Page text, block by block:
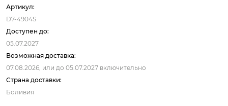
Артикул:
D7-4904S
Доступен до:
05.07.2027
Возможная доставка:
07.08.2026, или до 05.07.2027 включительно
Страна доставки:
Боливия